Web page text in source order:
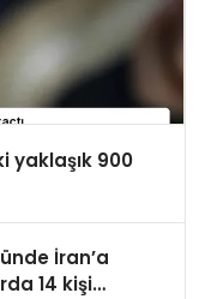
yaklaşık 900
İran’a
14 kişi